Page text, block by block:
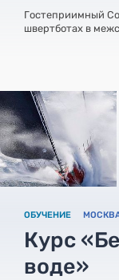
Гостеприимный
швертботах в
ОБУЧЕНИЕ
Курс
воде»